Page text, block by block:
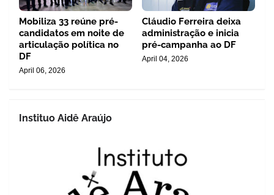
Mobiliza 33 reúne pré-
candidatos em noite de
articulação política no
DF
April 06, 2026
Cláudio Ferreira deixa
administração e inicia
pré-campanha ao DF
April 04, 2026
Instituo Aidê Araújo